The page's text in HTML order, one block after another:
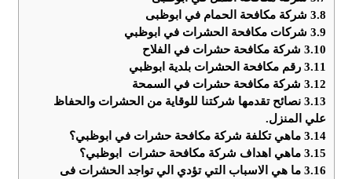
3.8 شركة مكافحة الحمام في ابوظبى
3.9 شركات مكافحة الحشرات في ابوظبي
3.10 شركة مكافحة حشرات في الفلاح
3.11 رقم مكافحة الحشرات بلدية ابوظبي
3.12 شركة مكافحة حشرات في السمحة
3.13 نصائح تقدمها شركتنا للوقاية من الحشرات والحفاظ
علي المنزل.
3.14 ماهي تكلفة شركة مكافحة حشرات في ابوظبي؟
3.15 ماهي اهداف شركة مكافحة حشرات ابوظبي؟
3.16 ما هي الاسباب التي تؤدي الي تواجد الحشرات فى